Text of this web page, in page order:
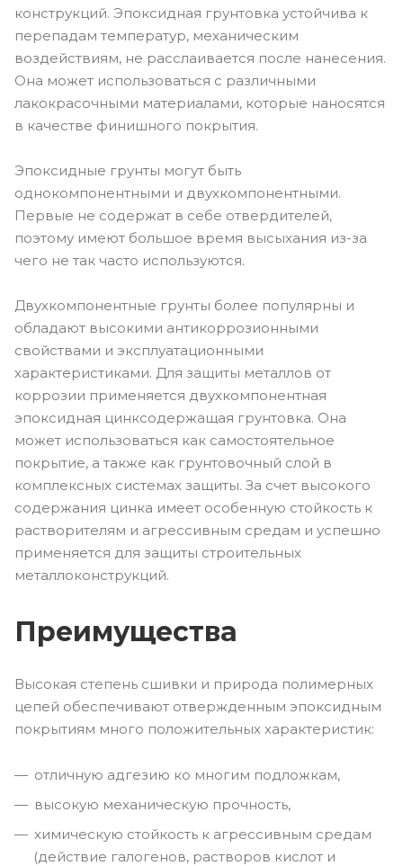
конструкций. Эпоксидная грунтовка устойчива к
перепадам температур, механическим
воздействиям, не расслаивается после нанесения.
Она может использоваться с различными
лакокрасочными материалами, которые наносятся
в качестве финишного покрытия.
Эпоксидные грунты могут быть
однокомпонентными и двухкомпонентными.
Первые не содержат в себе отвердителей,
поэтому имеют большое время высыхания из-за
чего не так часто используются.
Двухкомпонентные грунты более популярны и
обладают высокими антикоррозионными
свойствами и эксплуатационными
характеристиками. Для защиты металлов от
коррозии применяется двухкомпонентная
эпоксидная цинксодержащая грунтовка. Она
может использоваться как самостоятельное
покрытие, а также как грунтовочный слой в
комплексных системах защиты. За счет высокого
содержания цинка имеет особенную стойкость к
растворителям и агрессивным средам и успешно
применяется для защиты строительных
металлоконструкций.
Преимущества
Высокая степень сшивки и природа полимерных
цепей обеспечивают отвержденным эпоксидным
покрытиям много положительных характеристик:
отличную адгезию ко многим подложкам,
высокую механическую прочность,
химическую стойкость к агрессивным средам
(действие галогенов, растворов кислот и